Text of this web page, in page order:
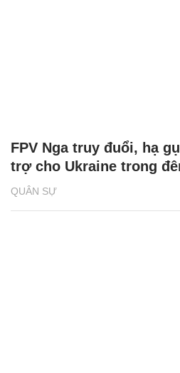
QUÂN SỰ
FPV Nga truy đuổi, hạ
trợ cho Ukraine trong